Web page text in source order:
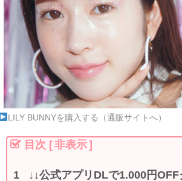
LILY BUNNYを購入する（通販サイトへ）
目次 [非表示]
↓↓公式アプリDLで1.000円